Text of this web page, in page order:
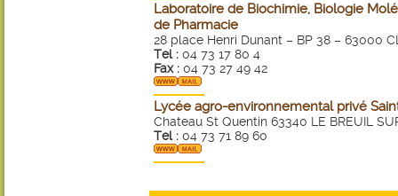
Laboratoire de Biochimie, Biologie
de Pharmacie
28 place Henri Dunant – BP 38 – 63000
Tel : 04 73 17 80 4
Fax : 04 73 27 49 42
Lycée agro-environnemental privé
Chateau St Quentin 63340 LE BREUIL
Tel : 04 73 71 89 60